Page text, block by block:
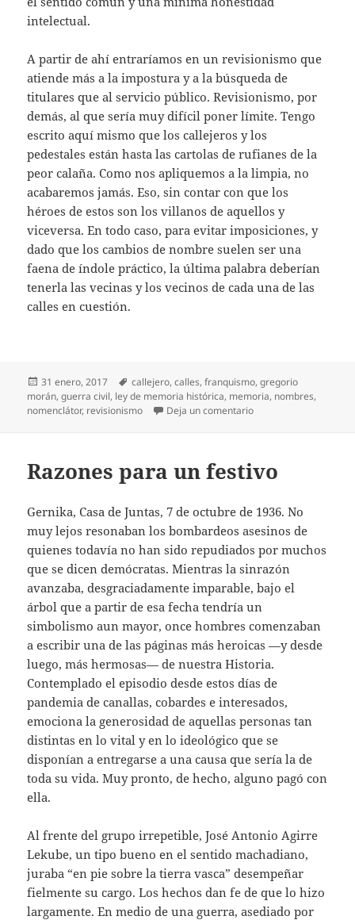
intelectual.
A partir de ahí entraríamos en un revisionismo que
atiende más a la impostura y a la búsqueda de
titulares que al servicio público. Revisionismo, por
demás, al que sería muy difícil poner límite. Tengo
escrito aquí mismo que los callejeros y los
pedestales están hasta las cartolas de rufianes de la
peor calaña. Como nos apliquemos a la limpia, no
acabaremos jamás. Eso, sin contar con que los
héroes de estos son los villanos de aquellos y
viceversa. En todo caso, para evitar imposiciones, y
dado que los cambios de nombre suelen ser una
faena de índole práctico, la última palabra deberían
tenerla las vecinas y los vecinos de cada una de las
calles en cuestión.
Publicado
el
31 enero, 2017 Etiquetas
callejero,calles,franquismo,gregorio
morán,guerra civil, ley de memoria histórica, memoria, nombres,
nomenclátor, revisionismo Deja un comentarioen Cambiar nombres
Razones para un festivo
Gernika, Casa de Juntas, 7 de octubre de 1936. No
muy lejos resonaban los bombardeos asesinos de
quienes todavía no han sido repudiados por muchos
que se dicen demócratas. Mientras la sinrazón
avanzaba, desgraciadamente imparable, bajo el
árbol que a partir de esa fecha tendría un
simbolismo aun mayor, once hombres comenzaban
a escribir una de las páginas más heroicas —y desde
luego, más hermosas— de nuestra Historia.
Contemplado el episodio desde estos días de
pandemia de canallas, cobardes e interesados,
emociona la generosidad de aquellas personas tan
distintas en lo vital y en lo ideológico que se
disponían a entregarse a una causa que sería la de
toda su vida. Muy pronto, de hecho, alguno pagó con
ella.
Al frente del grupo irrepetible, José Antonio Agirre
Lekube, un tipo bueno en el sentido machadiano,
juraba “en pie sobre la tierra vasca” desempeñar
fielmente su cargo. Los hechos dan fe de que lo hizo
largamente. En medio de una guerra, asediado por